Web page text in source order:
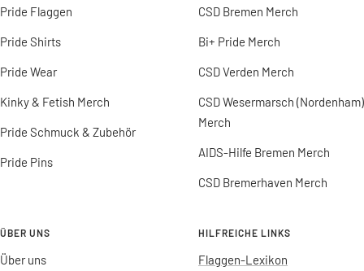
Pride Flaggen
Pride Shirts
Pride Wear
Kinky & Fetish Merch
Pride Schmuck & Zubehör
Pride Pins
CSD Bremen Merch
Bi+ Pride Merch
CSD Verden Merch
CSD Wesermarsch (Nordenham)
Merch
AIDS-Hilfe Bremen Merch
CSD Bremerhaven Merch
ÜBER UNS
Über uns
HILFREICHE LINKS
Flaggen-Lexikon